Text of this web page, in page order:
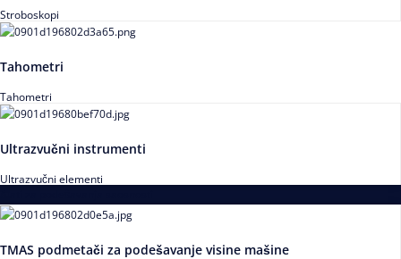
Stroboskopi
Tahometri
Tahometri
Ultrazvučni instrumenti
Ultrazvučni elementi
TMAS podmetači za podešavanje visine mašine